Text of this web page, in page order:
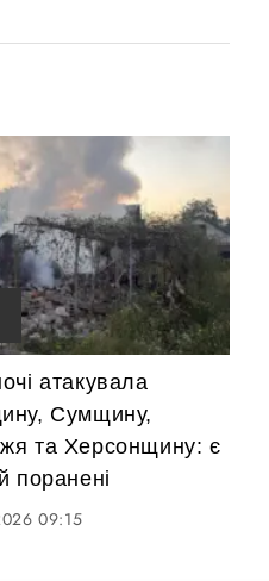
атакувала
Сумщину,
та Херсонщину: є
поранені
09:15